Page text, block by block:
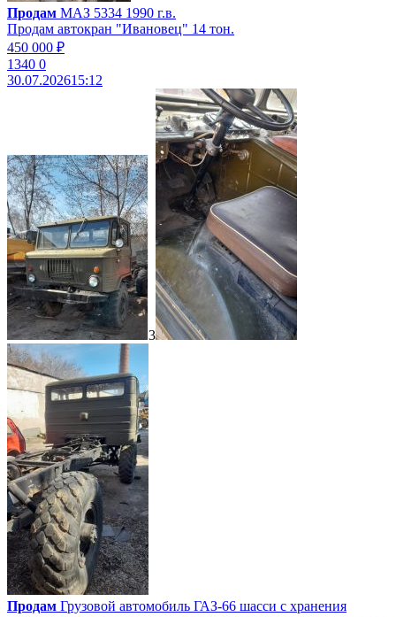
Продам МАЗ 5334 1990 г.в.
Продам автокран "Ивановец" 14 тон.
450 000 ₽
1340 0
30.07.202615:12
3
Продам Грузовой автомобиль ГАЗ-66 шасси с хранения